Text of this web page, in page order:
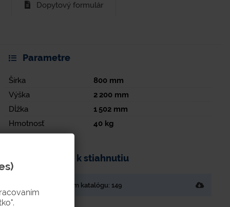
Dopytový formulár
Parametre
Šírka 800 mm
Výška
2 200 mm
Dĺžka
1 502 mm
Hmotnosť
40 kg
Dokumenty k stiahnutiu
Strana v tlačenom katalógu: 149